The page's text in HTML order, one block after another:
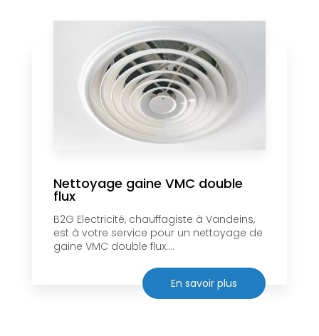
Nettoyage gaine VMC double
flux
B2G Electricité, chauffagiste à Vandeins,
est à votre service pour un nettoyage de
gaine VMC double flux....
En savoir plus